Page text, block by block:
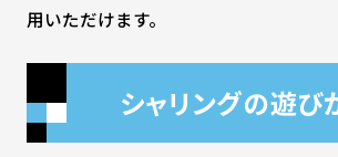
用いただけます。
シャリングの遊び